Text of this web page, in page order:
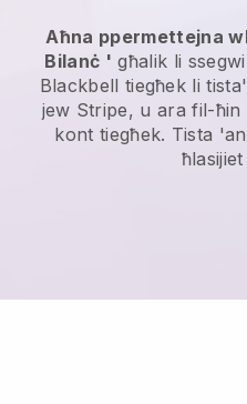
Aħna ppermettejna
Bilanċ ' għalik li
Blackbell tiegħek li
jew Stripe, u ara fil-
kont tiegħek. Tista